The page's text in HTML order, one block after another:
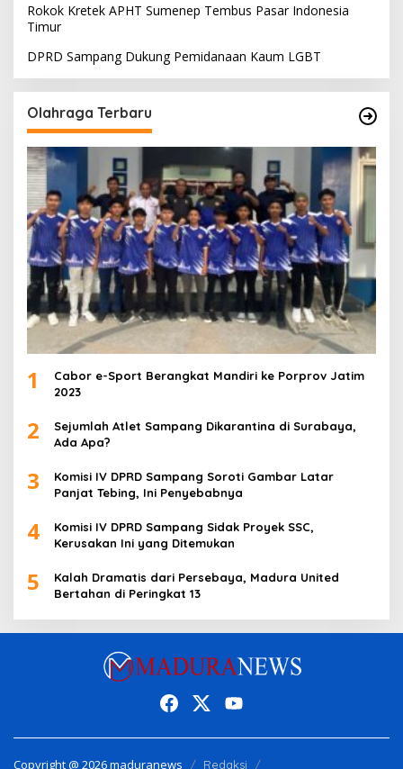
Rokok Kretek APHT Sumenep Tembus Pasar Indonesia
Timur
DPRD Sampang Dukung Pemidanaan Kaum LGBT
Olahraga Terbaru
1
Cabor e-Sport Berangkat Mandiri ke Porprov Jatim
2023
2
Sejumlah Atlet Sampang Dikarantina di Surabaya,
Ada Apa?
3
Komisi IV DPRD Sampang Soroti Gambar Latar
Panjat Tebing, Ini Penyebabnya
4
Komisi IV DPRD Sampang Sidak Proyek SSC,
Kerusakan Ini yang Ditemukan
5
Kalah Dramatis dari Persebaya, Madura United
Bertahan di Peringkat 13
Copyright @ 2026 maduranews Redaksi